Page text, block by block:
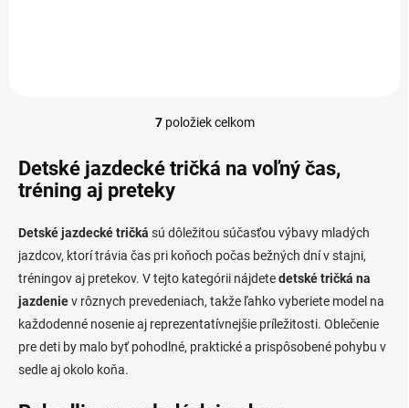
O
l
c
i
p
r
v
k
y
7položiek celkom
Detské jazdecké tričká na voľný čas,
tréning aj preteky
Detské jazdecké tričká sú dôležitou súčasťou výbavy mladých
jazdcov, ktorí trávia čas pri koňoch počas bežných dní v stajni,
tréningov aj pretekov. V tejto kategórii nájdetedetské tričká na
jazdeniev rôznych prevedeniach, takže ľahko vyberiete model na
každodenné nosenie aj reprezentatívnejšie príležitosti. Oblečenie
pre deti by malo byť pohodlné, praktické a prispôsobené pohybu v
sedle aj okolo koňa.